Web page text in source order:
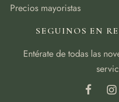
Precios mayoristas
SEGUINOS EN
Entérate de todas las